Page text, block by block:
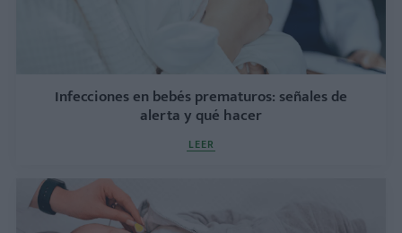
Infecciones en bebés prematuros: señales de
alerta y qué hacer
LEER